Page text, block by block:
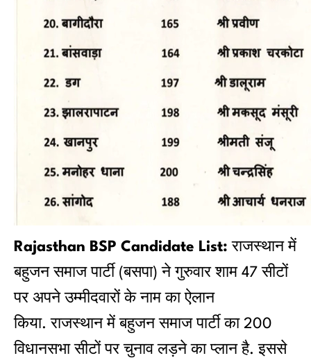
Rajasthan BSP Candidate List:राजस्थान में
बहुजन समाज पार्टी (बसपा) ने गुरुवार शाम 47 सीटों
पर अपने उम्मीदवारों के नाम का ऐलान
किया. राजस्थान में बहुजन समाज पार्टी का 200
विधानसभा सीटों पर चुनाव लड़ने का प्लान है. इससे